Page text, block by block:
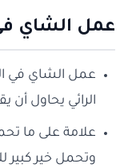
عمل الشاي
عمل الشاي في
الرائي يحاول
علامة على ما
وتحمل خير كبير